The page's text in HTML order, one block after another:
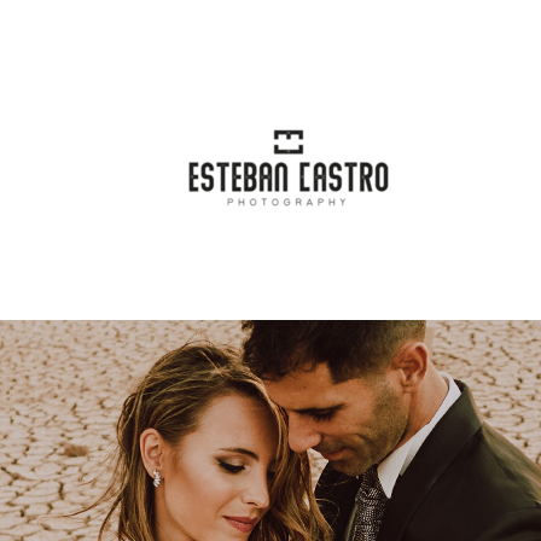
Blog Categorías